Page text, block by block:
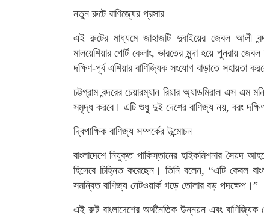
নতুন রুটে বাণিজ্যের প্রসার
এই রুটের মাধ্যমে জাহাজটি দুবাইয়ের জেবল আলী
মালয়েশিয়ার পোর্ট কেলাং, ভারতের মুন্দা হয়ে পুনরায়
দক্ষিণ-পূর্ব এশিয়ার বাণিজ্যিক সংযোগ বাড়াতে সহায়তা
চট্টগ্রাম বন্দরের চেয়ারম্যান রিয়ার অ্যাডমিরাল এস এম
সমৃদ্ধ করবে। এটি শুধু দুই দেশের বাণিজ্য নয়, বরং
দ্বিপাক্ষিক বাণিজ্য সম্পর্কের উন্মোচন
বাংলাদেশে নিযুক্ত পাকিস্তানের হাইকমিশনার সৈয়দ
হিসেবে চিহ্নিত করেছেন। তিনি বলেন, “এটি কেবল
সমন্বিত বাণিজ্য নেটওয়ার্ক গড়ে তোলার বড় পদক্ষেপ।”
এই রুট বাংলাদেশের অর্থনৈতিক উন্নয়ন এবং বাণিজ্যিক